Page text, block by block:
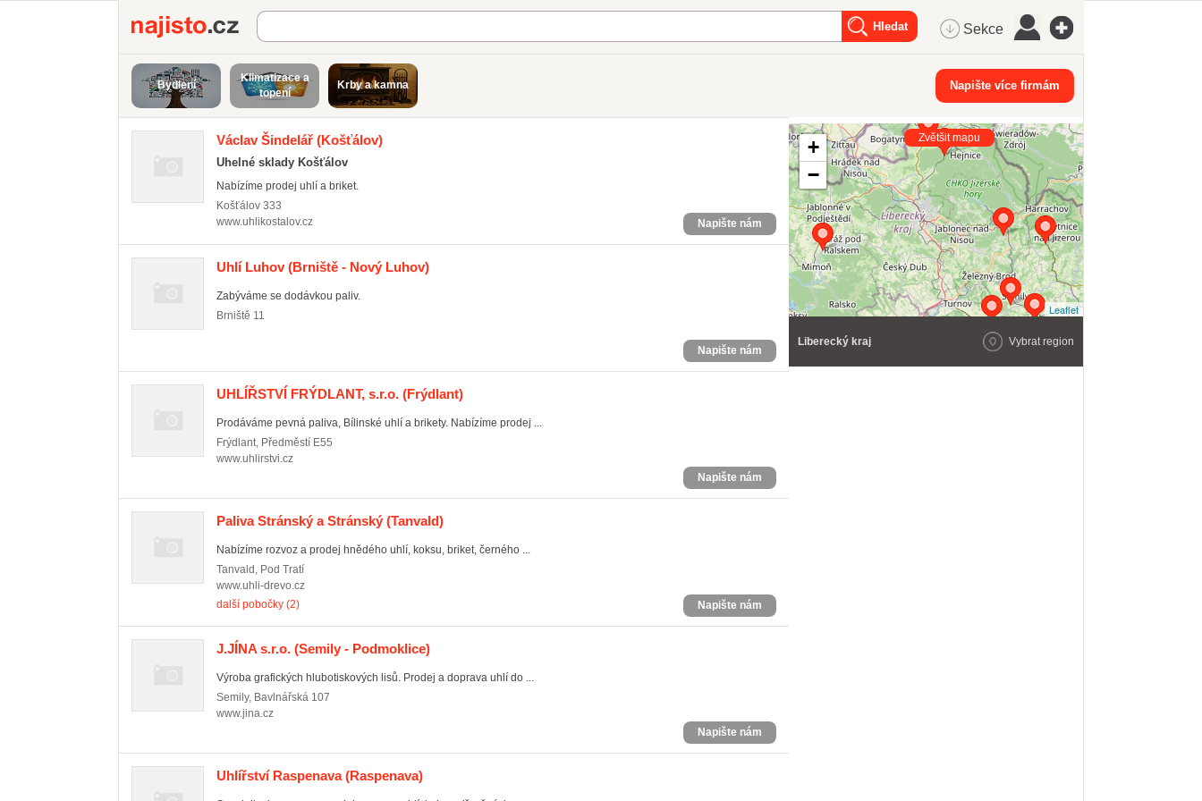
Najisto.cz Sekce
Bydlení
Klimatizace a
topení
Krby a kamna Napište více firmám
Václav Šindelář (Košťálov)
Uhelné sklady Košťálov
Nabízíme prodej uhlí a briket.
Košťálov 333
www.uhlikostalov.cz
Napište nám
Uhlí Luhov(Brniště - Nový Luhov)
Zabýváme se dodávkou paliv.
Brniště 11
Napište nám
UHLÍŘSTVÍ FRÝDLANT, s.r.o. (Frýdlant)
Prodáváme pevná paliva, Bílinské uhlí a brikety. Nabízíme prodej ...
Frýdlant, Předměstí E55
www.uhlirstvi.cz
Napište nám
Paliva Stránský a Stránský (Tanvald)
Nabízíme rozvoz a prodej hnědého uhlí, koksu, briket, černého ...
Tanvald , Pod Tratí
www.uhli-drevo.cz
další pobočky (2)
Napište nám
J.JÍNA s.r.o. (Semily - Podmoklice)
Výroba grafických hlubotiskových lisů. Prodej a doprava uhlí do ...
Semily, Bavlnářská 107
www.jina.cz
Napište nám
Uhlířství Raspenava(Raspenava)
+
−
Leaflet
Zvětšit mapu
Liberecký kraj Vybrat region